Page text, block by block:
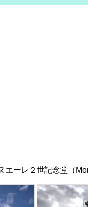
エーレ２世記念堂（